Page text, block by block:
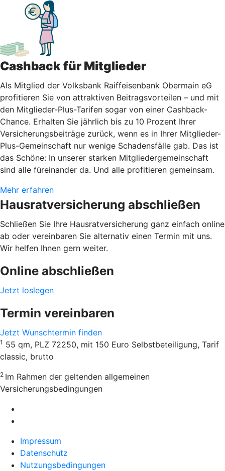
Cashback für Mitglieder
Als Mitglied der Volksbank Raiffeisenbank Obermain eG
profitieren Sie von attraktiven Beitragsvorteilen – und mit
den Mitglieder-Plus-Tarifen sogar von einer Cashback-
Chance. Erhalten Sie jährlich bis zu 10 Prozent Ihrer
Versicherungsbeiträge zurück, wenn es in Ihrer Mitglieder-
Plus-Gemeinschaft nur wenige Schadensfälle gab. Das ist
das Schöne: In unserer starken Mitgliedergemeinschaft
sind alle füreinander da. Und alle profitieren gemeinsam.
Mehr erfahren
Hausratversicherung abschließen
Schließen Sie Ihre Hausratversicherung ganz einfach online
ab oder vereinbaren Sie alternativ einen Termin mit uns.
Wir helfen Ihnen gern weiter.
Online abschließen
Jetzt loslegen
Termin vereinbaren
Jetzt Wunschtermin finden
1 55 qm, PLZ 72250, mit 150 Euro Selbstbeteiligung, Tarif
classic, brutto
2 Im Rahmen der geltenden allgemeinen
Versicherungsbedingungen
Impressum
Datenschutz
Nutzungsbedingungen